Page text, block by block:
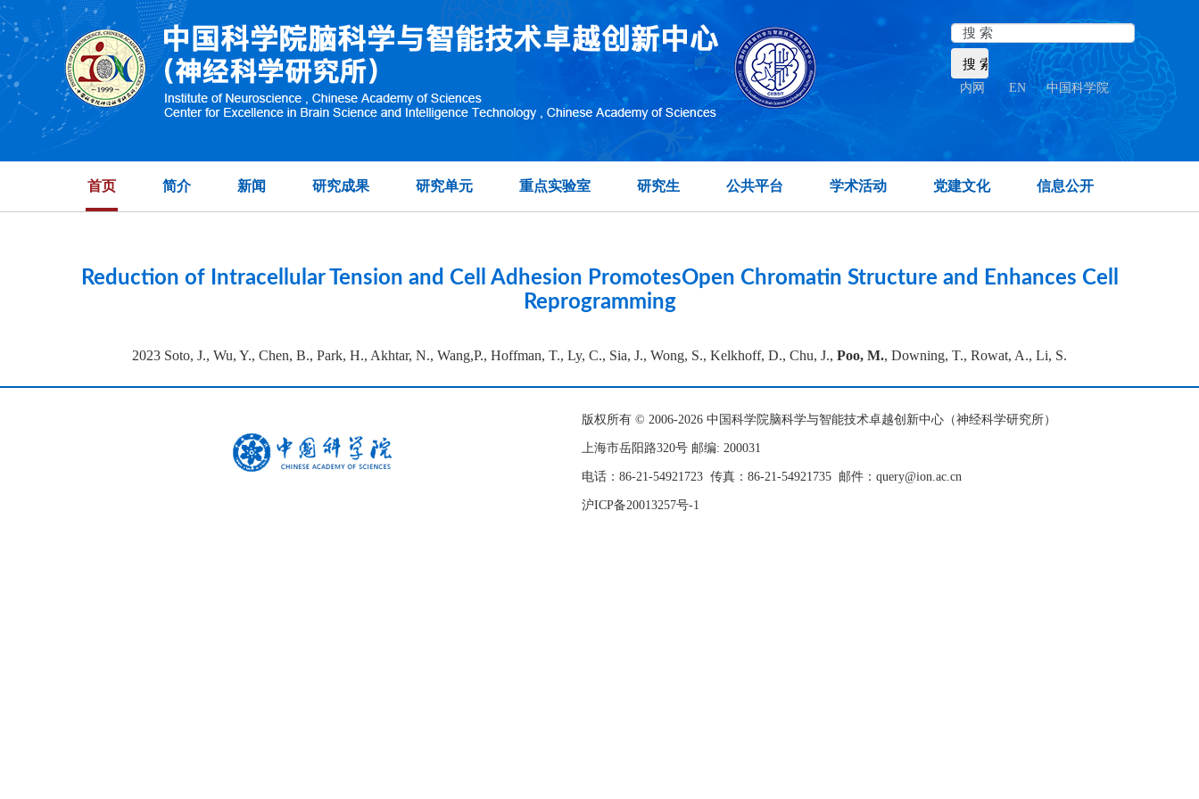
内网 EN | 中国科学院
首页 简介 新闻 研究成果 研究单元 重点实验室 研究生 公共平台 学术活动 党建文化 信息公开
High-dimensional topographic organization of visual features in the primate temporal lobe.
Reduction of Intracellular Tension and Cell Adhesion PromotesOpen Chromatin Structure and Enhances Cell
Reprogramming
2023 Soto, J., Wu, Y., Chen, B., Park, H., Akhtar, N., Wang,P., Hoffman, T., Ly, C., Sia, J., Wong, S., Kelkhoff, D., Chu, J., Poo, M., Downing, T., Rowat, A., Li, S.
版权所有 © 2006-2026 中国科学院脑科学与智能技术卓越创新中心（神经科学研究所）
上海市岳阳路320号 邮编: 200031
电话：86-21-54921723 传真：86-21-54921735 邮件：query@ion.ac.cn
沪ICP备20013257号-1